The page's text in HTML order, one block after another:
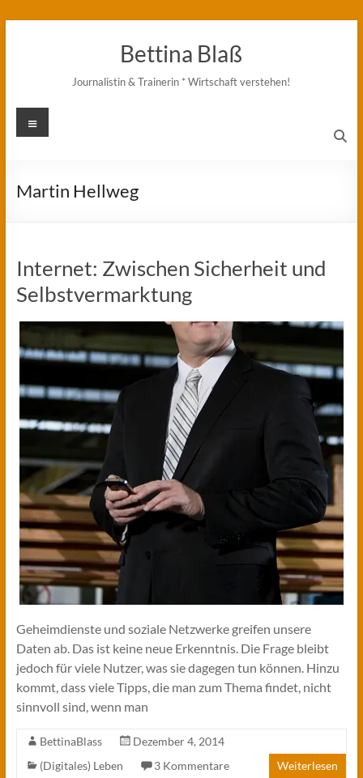
Bettina Blaß
Journalistin & Trainerin * Wirtschaft verstehen!
Menü
Martin Hellweg
Internet: Zwischen Sicherheit und
Selbstvermarktung
Geheimdienste und soziale Netzwerke greifen unsere
Daten ab. Das ist keine neue Erkenntnis. Die Frage bleibt
jedoch für viele Nutzer, was sie dagegen tun können. Hinzu
kommt, dass viele Tipps, die man zum Thema findet, nicht
sinnvoll sind, wenn man
BettinaBlass
Dezember 4, 2014
(Digitales) Leben
3 Kommentare Weiterlesen